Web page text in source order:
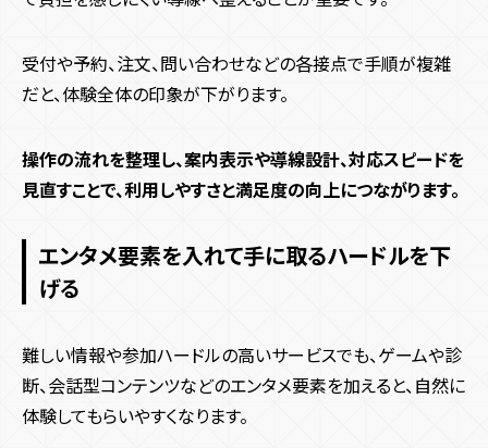
受付や予約、注文、問い合わせなどの各接点で手順が複雑
だと、体験全体の印象が下がります。
操作の流れを整理し、案内表示や導線設計、対応スピードを
見直すことで、利用しやすさと満足度の向上につながります。
エンタメ要素を入れて手に取るハードルを下
げる
難しい情報や参加ハードルの高いサービスでも、ゲームや診
断、会話型コンテンツなどのエンタメ要素を加えると、自然に
体験してもらいやすくなります。